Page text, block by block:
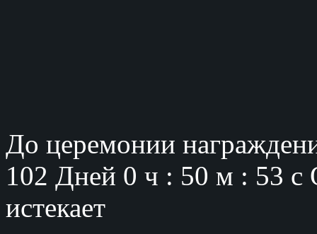
До церемонии
102 Дней 0 ч : 50 м : 52 с
истекает